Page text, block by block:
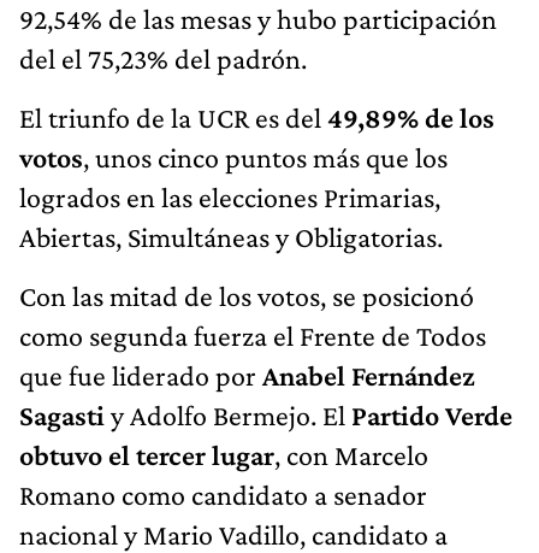
92,54% de las mesas y hubo participación
del el 75,23% del padrón.
El triunfo de la UCR es del 49,89% de los
votos, unos cinco puntos más que los
logrados en las elecciones Primarias,
Abiertas, Simultáneas y Obligatorias.
Con las mitad de los votos, se posicionó
como segunda fuerza el Frente de Todos
que fue liderado por Anabel Fernández
Sagasti y Adolfo Bermejo. El Partido Verde
obtuvo el tercer lugar, con Marcelo
Romano como candidato a senador
nacional y Mario Vadillo, candidato a